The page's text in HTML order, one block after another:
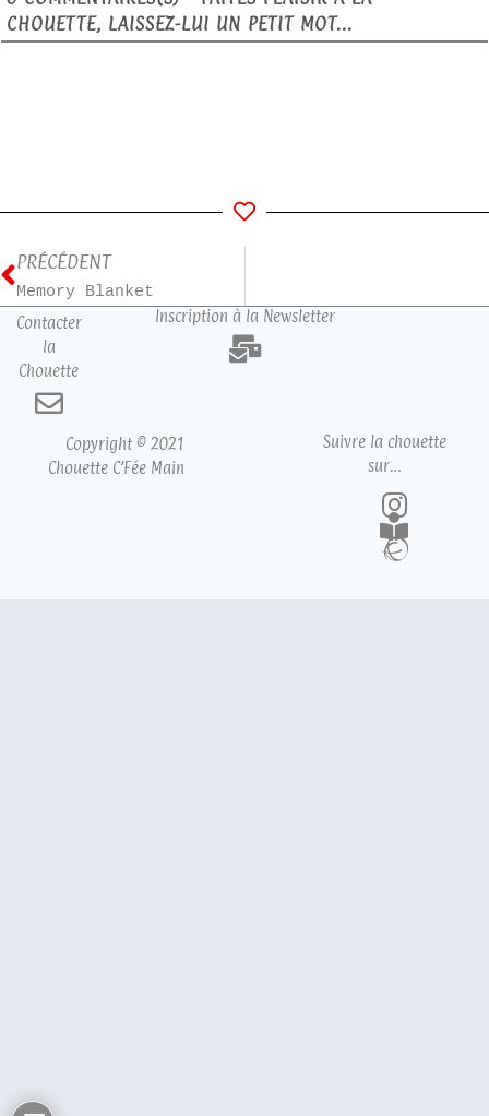
CHOUETTE, LAISSEZ-LUI UN PETIT MOT...
PRÉCÉDENT
Memory Blanket
Contacter
la
Chouette
Inscription à la Newsletter
Copyright © 2021
Chouette C’Fée Main
Suivre la chouette
sur…